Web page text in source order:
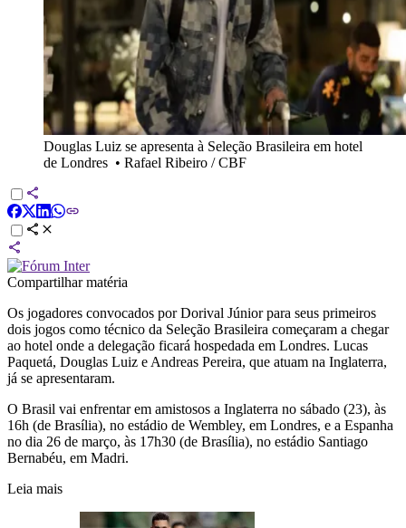
Douglas Luiz se apresenta à Seleção Brasileira em hotel
de Londres • Rafael Ribeiro / CBF
Compartilhar matéria
Os jogadores convocados por Dorival Júnior para seus primeiros
dois jogos como técnico da Seleção Brasileira começaram a chegar
ao hotel onde a delegação ficará hospedada em Londres. Lucas
Paquetá, Douglas Luiz e Andreas Pereira, que atuam na Inglaterra,
já se apresentaram.
O Brasil vai enfrentar em amistosos a Inglaterra no sábado (23), às
16h (de Brasília), no estádio de Wembley, em Londres, e a Espanha
no dia 26 de março, às 17h30 (de Brasília), no estádio Santiago
Bernabéu, em Madri.
Leia mais